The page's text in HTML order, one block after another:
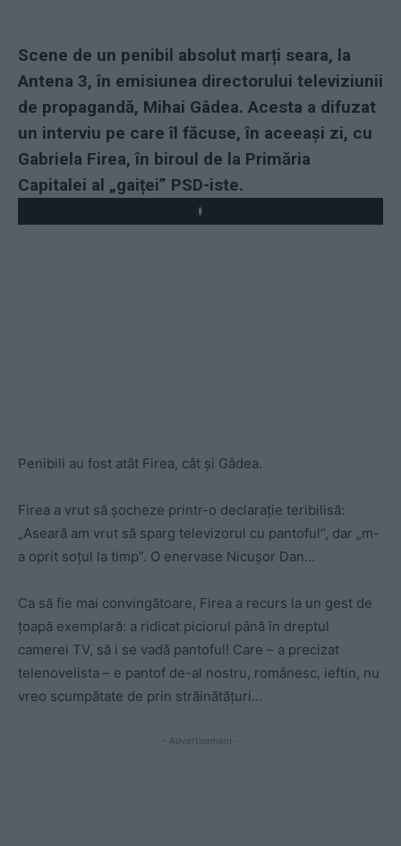
Scene de un penibil absolut marți seara, la
Antena 3, în emisiunea directorului televiziunii
de propagandă, Mihai Gâdea. Acesta a difuzat
un interviu pe care îl făcuse, în aceeași zi, cu
Gabriela Firea, în biroul de la Primăria
Capitalei al „gaiței” PSD-iste.
Play
Penibili au fost atât Firea, cât și Gâdea.
Firea a vrut să șocheze printr-o declarație teribilisă:
„Aseară am vrut să sparg televizorul cu pantoful”, dar „m-
a oprit soțul la timp”. O enervase Nicușor Dan…
Ca să fie mai convingătoare, Firea a recurs la un gest de
țoapă exemplară: a ridicat piciorul până în dreptul
camerei TV, să i se vadă pantoful! Care – a precizat
telenovelista – e pantof de-al nostru, românesc, ieftin, nu
vreo scumpătate de prin străinătățuri…
- Advertisement -